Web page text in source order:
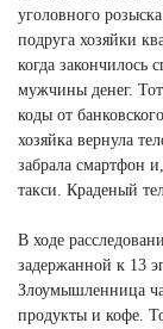
уголовного
подруга хозяйки
когда закончилось
мужчины денег.
коды от
хозяйка вернула
забрала смартфон
такси. Краденый
В ходе
задержанной к 13
Злоумышленница
продукты и кофе.